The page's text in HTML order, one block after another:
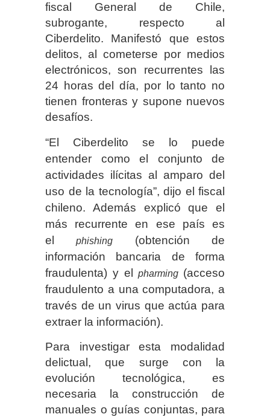
fiscal General de Chile,
subrogante, respecto al
Ciberdelito. Manifestó que estos
delitos, al cometerse por medios
electrónicos, son recurrentes las
24 horas del día, por lo tanto no
tienen fronteras y supone nuevos
desafíos.
“El Ciberdelito se lo puede
entender como el conjunto de
actividades ilícitas al amparo del
uso de la tecnología”, dijo el fiscal
chileno. Además explicó que el
más recurrente en ese país es
elphishing
(obtención de
información bancaria de forma
fraudulenta) y elpharming (acceso
fraudulento a una computadora, a
través de un virus que actúa para
extraer la información).
Para investigar esta modalidad
delictual, que surge con la
evolución tecnológica, es
necesaria la construcción de
manuales o guías conjuntas, para